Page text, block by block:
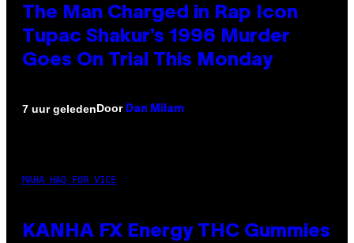
The Man Charged in Rap Icon
Tupac Shakur’s 1996 Murder
Goes On Trial This Monday
7 uur geledenDoor Dan Milam
MAHA HAQ FOR VICE
KANHA FX Energy THC Gummies